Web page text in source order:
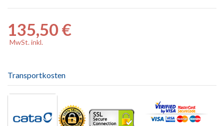
135,50 €
MwSt. inkl.
Transportkosten